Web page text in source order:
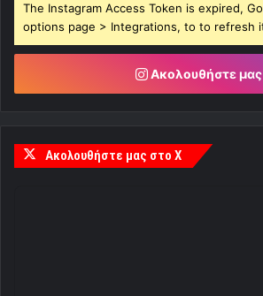
The Instagram Access Token is expired,
options page > Integrations, to to refresh
Ακολουθήστε μας
Ακολουθήστε μας στο X